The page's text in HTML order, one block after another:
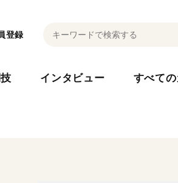
登録
インタビュー すべて